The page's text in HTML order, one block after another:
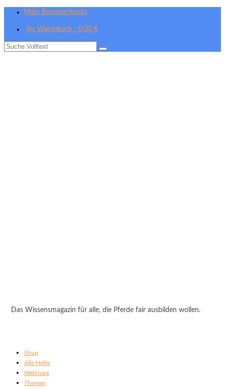
Mein Benutzerkonto
Ihr Warenkorb - 0,00 €
Suche
Das Wissensmagazin für alle, die Pferde fair ausbilden wollen.
Shop
Alle Hefte
Webinare
Themen